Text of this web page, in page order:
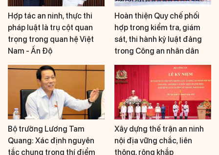
Hợp tác an ninh, thực thi
pháp luật là trụ cột quan
trọng trong quan hệ Việt
Nam - Ấn Độ
Hoàn thiện Quy chế phối
hợp trong kiểm tra, giám
sát, thi hành kỷ luật đảng
trong Công an nhân dân
Bộ trưởng Lương Tam
Quang: Xác định nguyên
tắc chung trong thí điểm
Xây dựng thế trận an ninh
nội địa vững chắc, liên
thông, rộng khắp